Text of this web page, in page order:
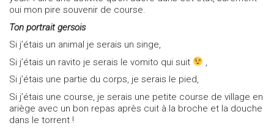
oui mon pire souvenir de course.
Ton portrait gersois
Si j’étais un animal je serais un singe,
Si j’étais un ravito je serais le vomito qui suit
Si j’étais une partie du corps, je serais le pied,
Si j’étais une course, je serais une petite course de village en
ariège avec un bon repas après cuit à la broche et la douche
dans le torrent !